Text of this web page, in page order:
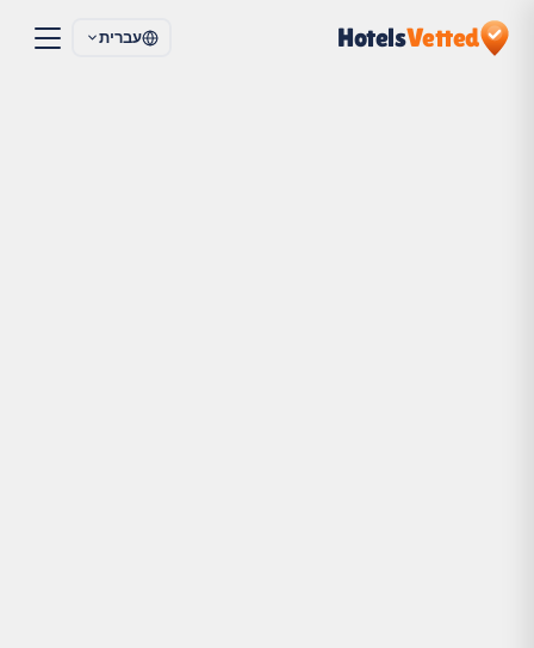
HotelsVetted עברית